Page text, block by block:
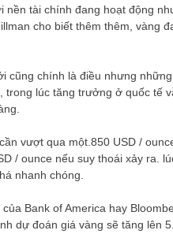
tài chính đang hoạt động
cho biết thêm thêm, vàng
cũng chính là điều nhưng
trong lúc tăng trưởng ở quốc tế
vượt qua một.850 USD /
/ ounce nếu suy thoái xảy ra.
nhanh chóng.
Bank of America hay
dự đoán giá vàng sẽ tăng lên